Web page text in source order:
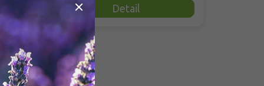
Detail